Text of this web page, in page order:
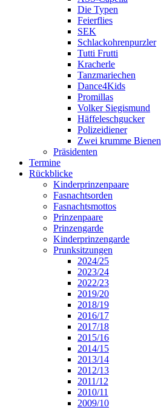
Die Typen
Feierflies
SEK
Schlackohrenpurzler
Tutti Frutti
Kracherle
Tanzmariechen
Dance4Kids
Promillas
Volker Siegismund
Häffeleschgucker
Polizeidiener
Zwei krumme Bienen
Präsidenten
Termine
Rückblicke
Kinderprinzenpaare
Fasnachtsorden
Fasnachtsmottos
Prinzenpaare
Prinzengarde
Kinderprinzengarde
Prunksitzungen
2024/25
2023/24
2022/23
2019/20
2018/19
2016/17
2017/18
2015/16
2014/15
2013/14
2012/13
2011/12
2010/11
2009/10